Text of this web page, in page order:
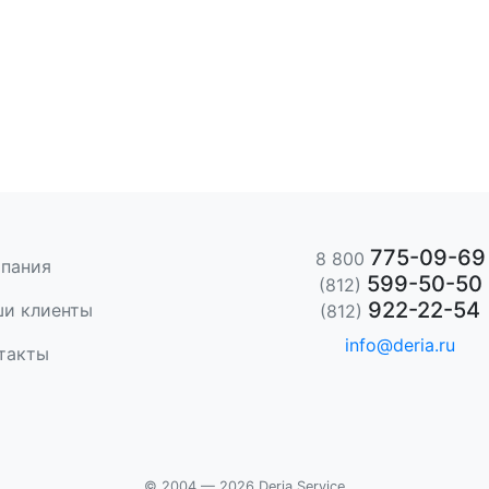
клиенты
8 800 775-09-69
(812) 599-50-50
(812) 922-22-54
info@deria.ru